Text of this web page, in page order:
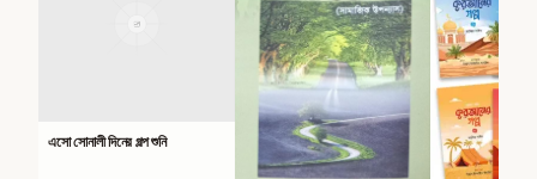
এসো সোনালী দিনের গল্প শুনি